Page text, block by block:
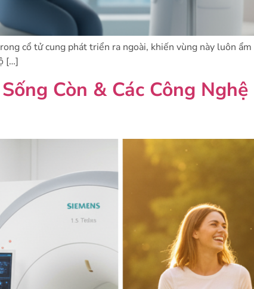
cổ tử cung phát triển ra ngoài, khiến vùng này luôn
[…]
Còn & Các Công